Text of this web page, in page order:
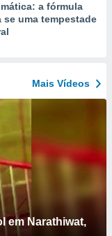
a fórmula
se uma tempestade
Mais Vídeos
em Narathiwat,